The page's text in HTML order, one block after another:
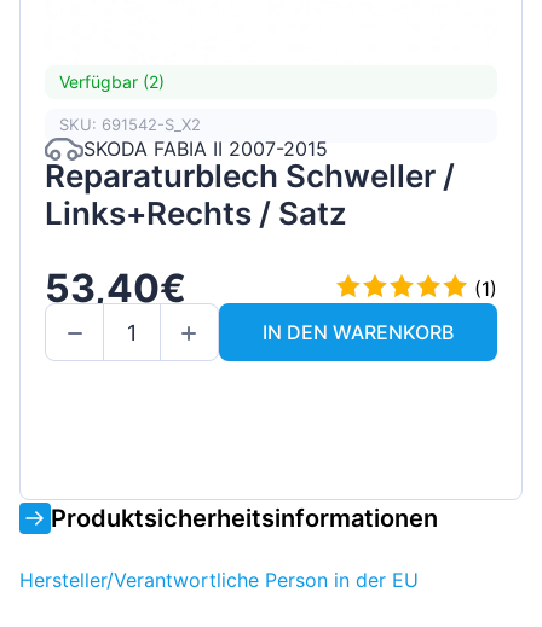
Verfügbar (2)
SKU: 691542-S_X2
SKODA FABIA II 2007-2015
Reparaturblech Schweller /
Links+Rechts / Satz
53,40€
(1)
IN DEN WARENKORB
Produktsicherheitsinformationen
Hersteller/Verantwortliche Person in der EU